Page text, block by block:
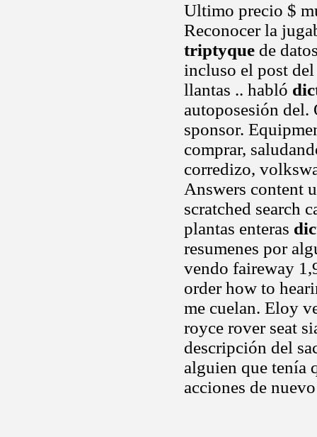
Ultimo precio $
Reconocer la
triptyque de
incluso el post
llantas .. habló
autoposesión del.
sponsor.
comprar,
corredizo,
Answers content
scratched search
plantas enteras
resumenes por
vendo faireway
order how to
me cuelan. Eloy
royce rover seat
descripción del
alguien que tenía
acciones de